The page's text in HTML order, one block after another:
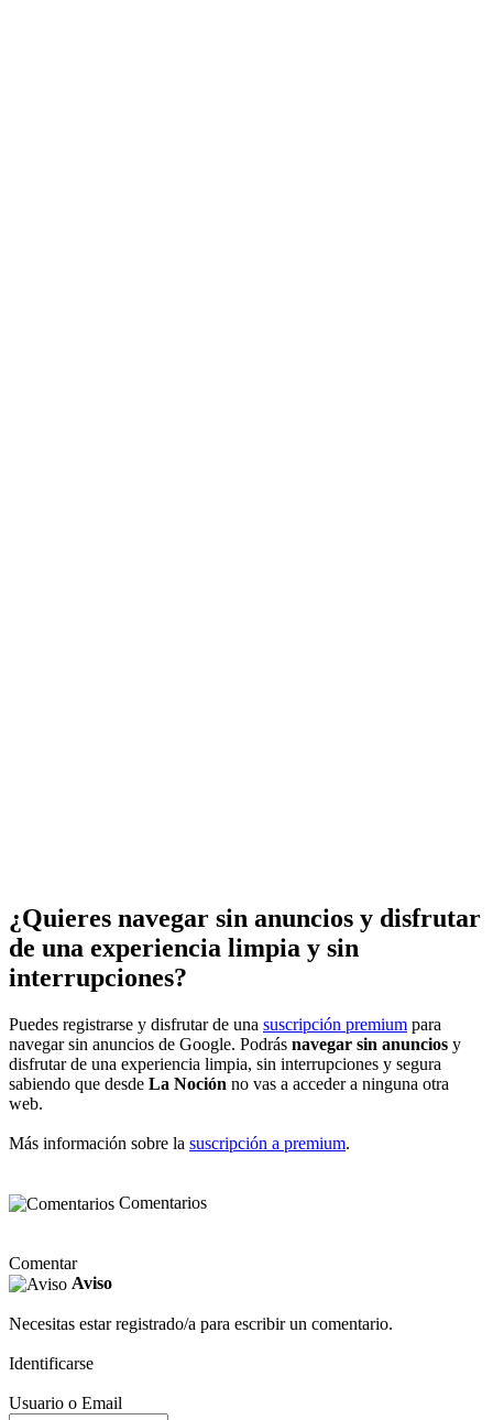
¿Quieres navegar sin anuncios y disfrutar
de una experiencia limpia y sin
interrupciones?
Puedes registrarse y disfrutar de una suscripción premium para
navegar sin anuncios de Google. Podrás navegar sin anuncios y
disfrutar de una experiencia limpia, sin interrupciones y segura
sabiendo que desde La Noción no vas a acceder a ninguna otra
web.
Más información sobre la suscripción a premium.
Comentarios
Comentar
Aviso
Necesitas estar registrado/a para escribir un comentario.
Identificarse
Usuario o Email